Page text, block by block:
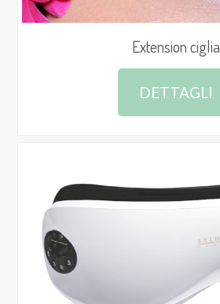
Extension ciglia
DETTAGLI